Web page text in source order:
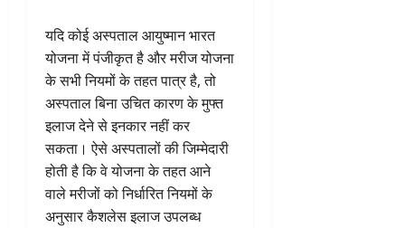
यदि कोई अस्पताल आयुष्मान भारत
योजना में पंजीकृत है और मरीज योजना
के सभी नियमों के तहत पात्र है, तो
अस्पताल बिना उचित कारण के मुफ्त
इलाज देने से इनकार नहीं कर
सकता। ऐसे अस्पतालों की जिम्मेदारी
होती है कि वे योजना के तहत आने
वाले मरीजों को निर्धारित नियमों के
अनुसार कैशलेस इलाज उपलब्ध